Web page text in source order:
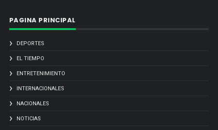
PAGINA PRINCIPAL
DEPORTES
EL TIEMPO
ENTRETENIMIENTO
INTERNACIONALES
NACIONALES
NOTICIAS